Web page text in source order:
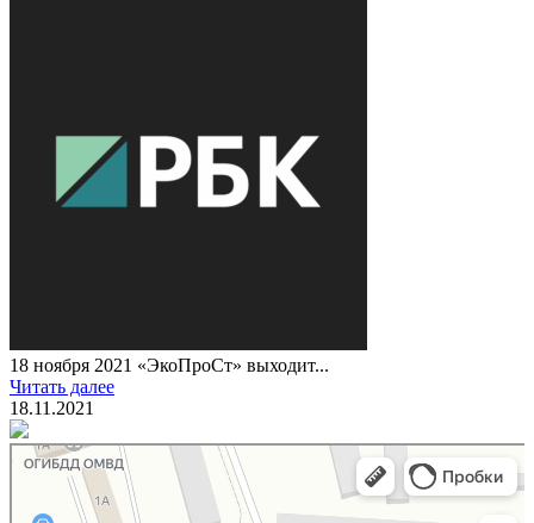
18 ноября 2021 «ЭкоПроСт» выходит...
Читать далее
18.11.2021
ЭкоПроСт
Тара и упаковочные материалы в Полевском
Производственное предприятие в Полевском